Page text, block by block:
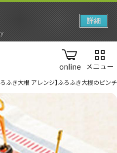
online
ろふき大根 アレンジ】ふろふき大根のピン
詳細